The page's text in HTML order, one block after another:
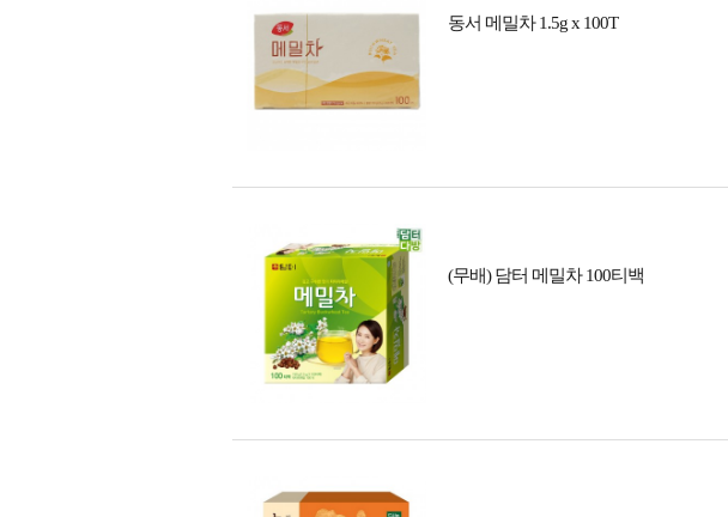
동서 메밀차 1.5g x 100T
(무배) 담터 메밀차 100티백